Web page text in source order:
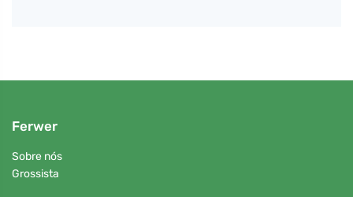
Ferwer
Sobre nós
Grossista